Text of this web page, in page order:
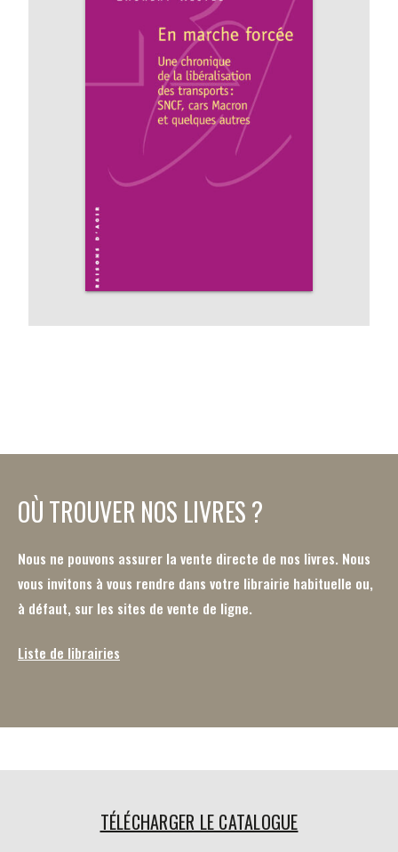
OÙ TROUVER NOS LIVRES ?
Nous ne pouvons assurer la vente directe de nos livres. Nous
vous invitons à vous rendre dans votre librairie habituelle ou,
à défaut, sur les sites de vente de ligne.
Liste de librairies
TÉLÉCHARGER LE CATALOGUE